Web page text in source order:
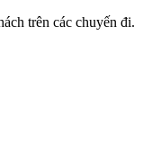
trên các chuyến đi.